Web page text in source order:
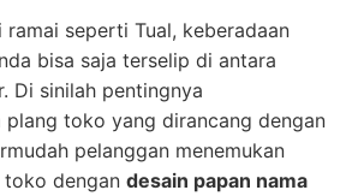
seperti Tual, keberadaan
bisa saja terselip di antara
Di sinilah pentingnya
plang toko yang dirancang dengan
pelanggan menemukan
toko dengan desain papan nama